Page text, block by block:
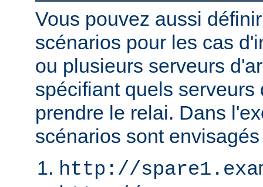
Vous pouvez aussi
scénarios pour les cas
ou plusieurs serveurs
spécifiant quels serveurs
prendre le relai. Dans
scénarios sont
http://